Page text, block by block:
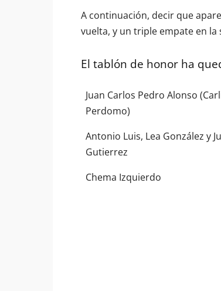
A continuación, decir que
vuelta, y un triple empate en la
El tablón de honor ha
Juan Carlos Pedro Alonso
Perdomo)
Antonio Luis, Lea González y
Gutierrez
Chema Izquierdo